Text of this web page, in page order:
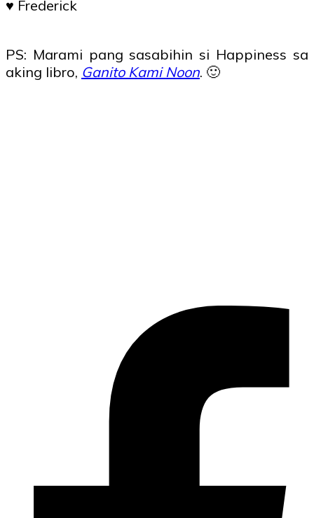
♥ Frederick
PS: Marami pang sasabihin si Happiness sa
aking libro, Ganito Kami Noon. 🙂